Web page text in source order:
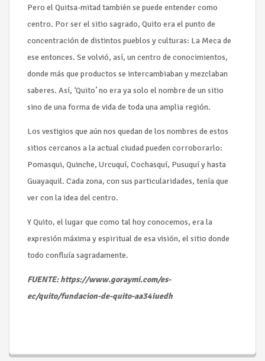
Pero el Quitsa-mitad también se puede entender como
centro. Por ser el sitio sagrado, Quito era el punto de
concentración de distintos pueblos y culturas: La Meca de
ese entonces. Se volvió, así, un centro de conocimientos,
donde más que productos se intercambiaban y mezclaban
saberes. Así, ‘Quito’ no era ya solo el nombre de un sitio
sino de una forma de vida de toda una amplia región.
Los vestigios que aún nos quedan de los nombres de estos
sitios cercanos a la actual ciudad pueden corroborarlo:
Pomasqui, Quinche, Urcuquí, Cochasquí, Pusuquí y hasta
Guayaquil. Cada zona, con sus particularidades, tenía que
ver con la idea del centro.
Y Quito, el lugar que como tal hoy conocemos, era la
expresión máxima y espiritual de esa visión, el sitio donde
todo confluía sagradamente.
FUENTE: https://www.goraymi.com/es-
ec/quito/fundacion-de-quito-aa34iuedh